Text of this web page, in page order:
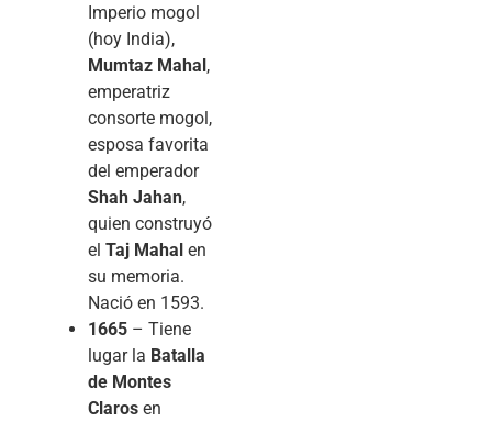
Imperio mogol
(hoy India),
Mumtaz Mahal,
emperatriz
consorte mogol,
esposa favorita
del emperador
Shah Jahan,
quien construyó
el Taj Mahal en
su memoria.
Nació en 1593.
1665 – Tiene
lugar la Batalla
de Montes
Claros en